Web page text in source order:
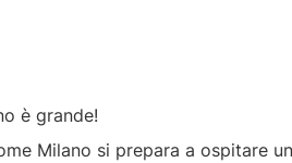
è grande!
Milano si prepara a ospitare